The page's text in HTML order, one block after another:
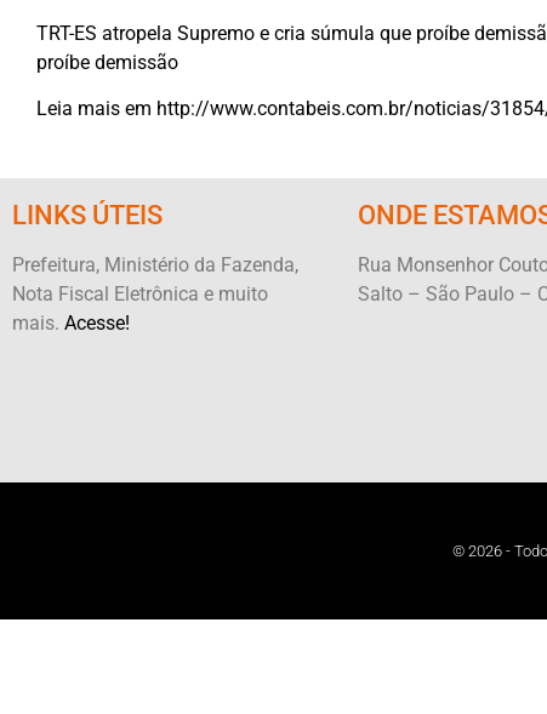
TRT-ES atropela Supremo e cria súmula que proíbe
proíbe demissão
Leia mais em http://www.contabeis.com.br/noticias/
LINKS ÚTEIS
Prefeitura, Ministério da Fazenda,
Nota Fiscal Eletrônica e muito
mais. Acesse!
ONDE
Rua Monsenhor
Salto – São Paulo –
© 2026 -